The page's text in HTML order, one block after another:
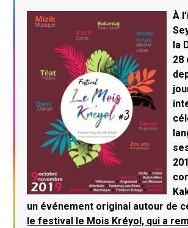
À
la
28
un événement original autour de
le festival le Mois Kréyol, qui a